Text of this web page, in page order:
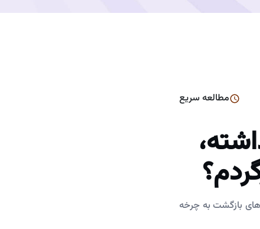
مطالعه سریع
بازگشت به چرخه